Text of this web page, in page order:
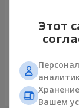
Коллекция
"Веселый День
Этот
Вашем